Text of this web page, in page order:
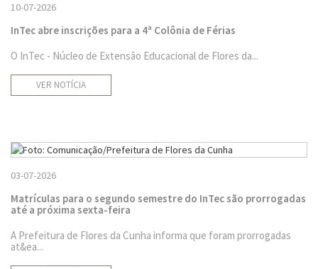
10-07-2026
InTec abre inscrições para a 4ª Colônia de Férias
O InTec - Núcleo de Extensão Educacional de Flores da...
VER NOTÍCIA
03-07-2026
Matrículas para o segundo semestre do InTec são prorrogadas
até a próxima sexta-feira
A Prefeitura de Flores da Cunha informa que foram prorrogadas
at&ea...